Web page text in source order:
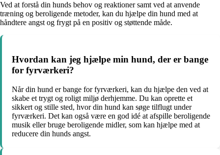
Ved at forstå din hunds behov og reaktioner samt ved at anvende
træning og beroligende metoder, kan du hjælpe din hund med at
håndtere angst og frygt på en positiv og støttende måde.
Hvordan kan jeg hjælpe min hund, der er bange
for fyrværkeri?
Når din hund er bange for fyrværkeri, kan du hjælpe den ved at
skabe et trygt og roligt miljø derhjemme. Du kan oprette et
sikkert og stille sted, hvor din hund kan søge tilflugt under
fyrværkeri. Det kan også være en god idé at afspille beroligende
musik eller bruge beroligende midler, som kan hjælpe med at
reducere din hunds angst.